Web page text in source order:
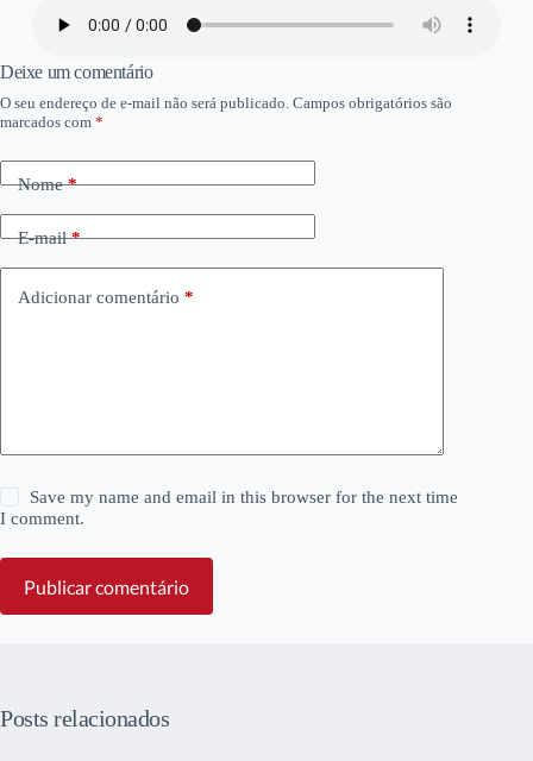
Deixe um comentário
O seu endereço de e-mail não será publicado. Campos obrigatórios são
marcados com *
Nome*
E-mail*
Adicionar comentário *
Save my name and email in this browser for the next time
I comment.
Publicar comentário
Posts relacionados